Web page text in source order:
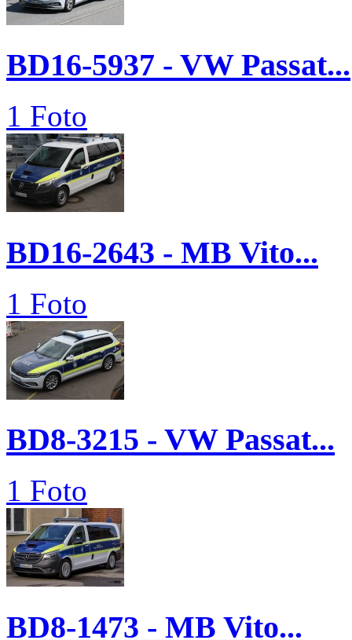
BD16-5937 - VW Passat...
1 Foto
BD16-2643 - MB Vito...
1 Foto
BD8-3215 - VW Passat...
1 Foto
BD8-1473 - MB Vito...